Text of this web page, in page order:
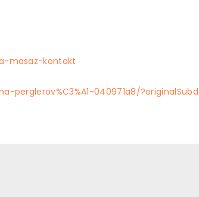
masaz-kontakt
040971a8/